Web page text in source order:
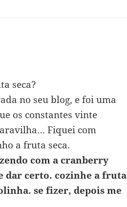
seca?
no seu blog, e foi uma
os constantes vinte
Fiquei com
a fruta seca.
com a cranberry
dar certo. cozinhe a fruta
se fizer, depois me